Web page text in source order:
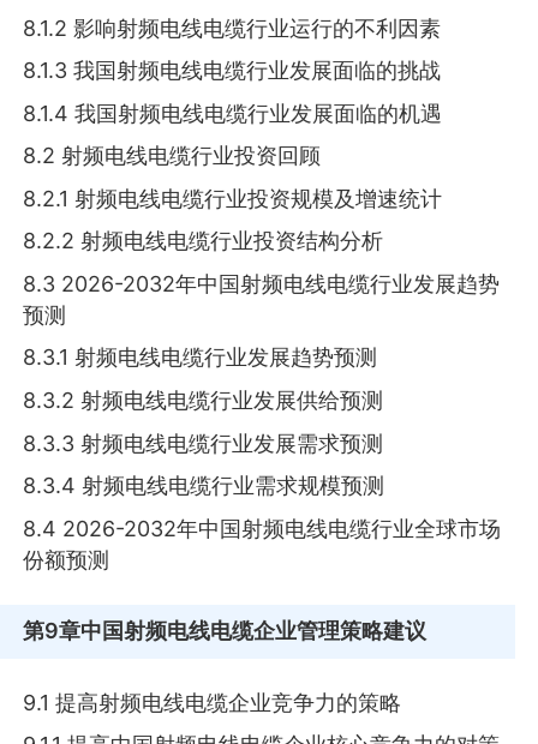
8.1.2 影响射频电线电缆行业运行的不利因素
8.1.3 我国射频电线电缆行业发展面临的挑战
8.1.4 我国射频电线电缆行业发展面临的机遇
8.2 射频电线电缆行业投资回顾
8.2.1 射频电线电缆行业投资规模及增速统计
8.2.2 射频电线电缆行业投资结构分析
8.3 2026-2032年中国射频电线电缆行业发展趋势
预测
8.3.1 射频电线电缆行业发展趋势预测
8.3.2 射频电线电缆行业发展供给预测
8.3.3 射频电线电缆行业发展需求预测
8.3.4 射频电线电缆行业需求规模预测
8.4 2026-2032年中国射频电线电缆行业全球市场
份额预测
第9章中国射频电线电缆企业管理策略建议
9.1 提高射频电线电缆企业竞争力的策略